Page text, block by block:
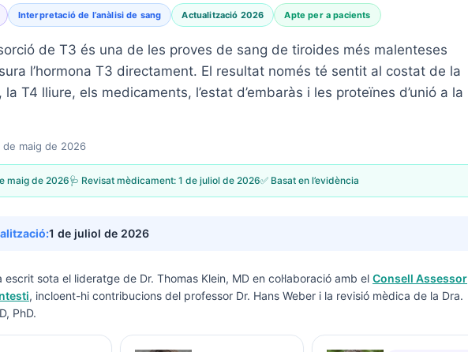
Interpretació de l’anàlisi de sang Actualització 2026 Apte per a pacients
de T3 és una de les proves de sang de tiroides més malenteses
l’hormona T3 directament. El resultat només té sentit al costat de la
la T4 lliure, els medicaments, l’estat d’embaràs i les proteïnes d’unió a la
de maig de 2026
maig de 2026🩺 Revisat mèdicament: 1 de juliol de 2026✅ Basat en l’evidència
1 de juliol de 2026
escrit sota el lideratge de Dr. Thomas Klein, MD en col·laboració amb el Consell Assessor
, incloent-hi contribucions del professor Dr. Hans Weber i la revisió mèdica de la Dra.
PhD.